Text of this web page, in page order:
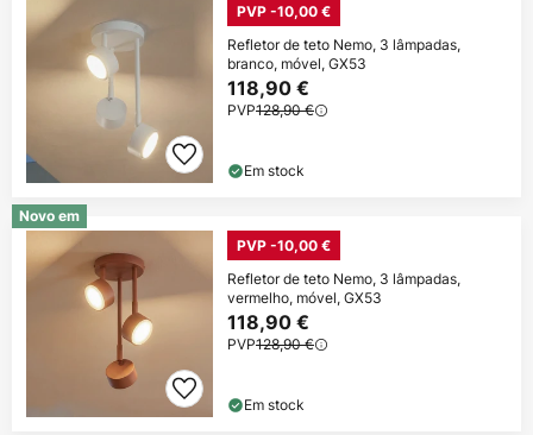
PVP -10,00 €
Refletor de teto Nemo, 3 lâmpadas,
branco, móvel, GX53
118,90 €
PVP128,90 €
Em stock
Novo em
PVP -10,00 €
Refletor de teto Nemo, 3 lâmpadas,
vermelho, móvel, GX53
118,90 €
PVP128,90 €
Em stock